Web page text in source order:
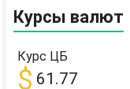
Курсы валют
Курс ЦБ
$ 61.77